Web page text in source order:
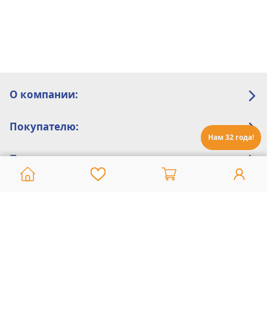
Нам 32 года!
О компании:
Покупателю:
Помощь: